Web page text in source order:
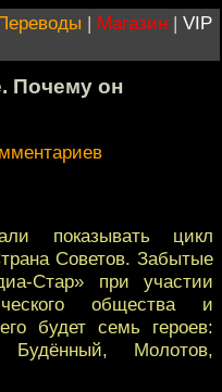
| Магазин | VIP
Почему он
показывать цикл
Советов. Забытые
Стар» при участии
общества и
будет семь героев:
Будённый, Молотов,